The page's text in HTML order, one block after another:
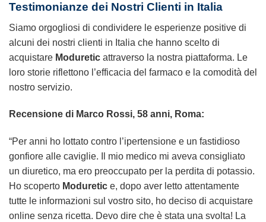
Testimonianze dei Nostri Clienti in Italia
Siamo orgogliosi di condividere le esperienze positive di
alcuni dei nostri clienti in Italia che hanno scelto di
acquistare Moduretic attraverso la nostra piattaforma. Le
loro storie riflettono l’efficacia del farmaco e la comodità del
nostro servizio.
Recensione di Marco Rossi, 58 anni, Roma:
“Per anni ho lottato contro l’ipertensione e un fastidioso
gonfiore alle caviglie. Il mio medico mi aveva consigliato
un diuretico, ma ero preoccupato per la perdita di potassio.
Ho scoperto Moduretic e, dopo aver letto attentamente
tutte le informazioni sul vostro sito, ho deciso di acquistare
online senza ricetta. Devo dire che è stata una svolta! La